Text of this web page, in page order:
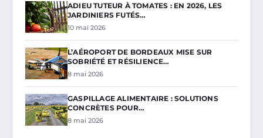
ADIEU TUTEUR À TOMATES : EN 2026, LES
JARDINIERS FUTÉS…
10 mai 2026
L’AÉROPORT DE BORDEAUX MISE SUR
SOBRIÉTÉ ET RÉSILIENCE…
8 mai 2026
GASPILLAGE ALIMENTAIRE : SOLUTIONS
CONCRÈTES POUR…
8 mai 2026